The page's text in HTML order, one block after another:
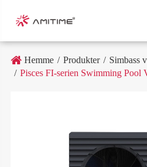
Hemme Produkter
Simbass
Pisces FI-serien Swimming Pool